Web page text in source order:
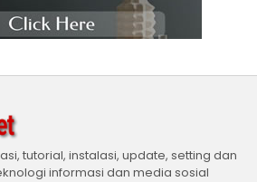
tutorial, instalasi, update, setting dan
informasi dan media sosial